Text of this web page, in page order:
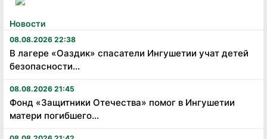
Новости
08.08.2026 22:38
В лагере «Оаздик» спасатели Ингушетии учат детей
безопасности...
08.08.2026 21:45
Фонд «Защитники Отечества» помог в Ингушетии
матери погибшего...